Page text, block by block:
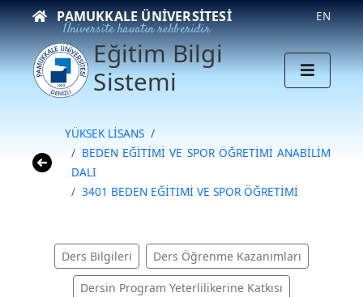
PAMUKKALE ÜNIVERSITESI
Üniversite hayatın rehberidir
EN
Eğitim Bilgi
Sistemi
YÜKSEK LİSANS
BEDEN EĞİTİMİ VE SPOR ÖĞRETİMİ ANABİLİM
DALI
3401 BEDEN EĞİTİMİ VE SPOR ÖĞRETİMİ
Ders Bilgileri Ders Öğrenme Kazanımları
Dersin Program Yeterlilikerine Katkısı